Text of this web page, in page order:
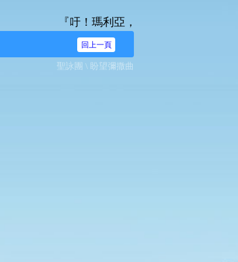
『吁！瑪利亞，無染原罪之始胎，
回上一頁
聖詠團 \ 盼望彌撒曲